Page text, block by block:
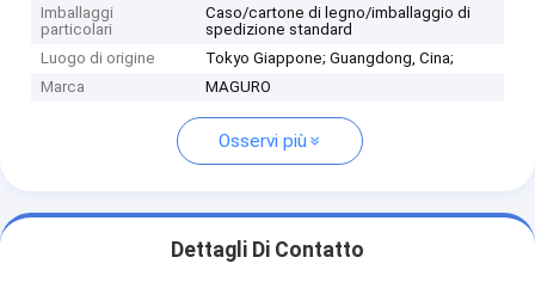
Imballaggi
particolari
Caso/cartone di legno/imballaggio di
spedizione standard
Luogo di origine
Tokyo Giappone; Guangdong, Cina;
Marca
MAGURO
Osservi più
Dettagli Di Contatto